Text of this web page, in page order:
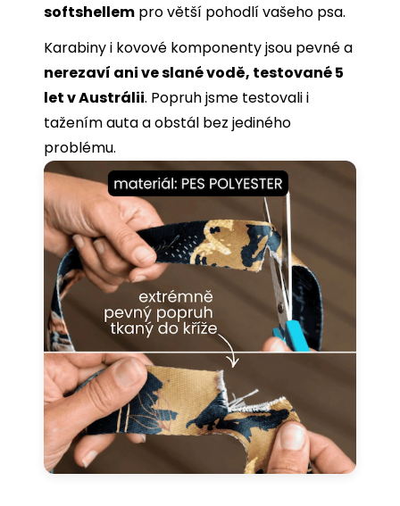
softshellempro větší pohodlí vašeho psa.
Karabiny i kovové komponenty jsou pevné a
nerezaví ani ve slané vodě, testované 5
let v Austrálii. Popruh jsme testovali i
tažením auta a obstál bez jediného
problému.